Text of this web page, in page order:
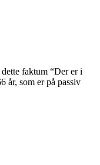
faktum “Der er i
år, som er på passiv